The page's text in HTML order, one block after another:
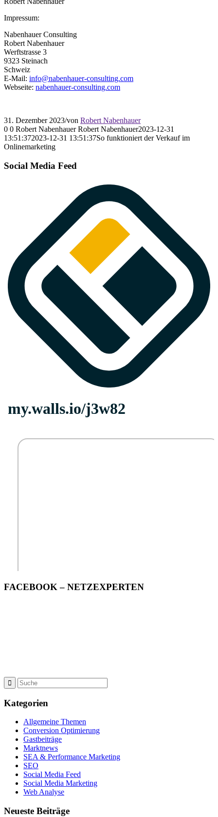
Impressum:
Nabenhauer Consulting
Robert Nabenhauer
Werftstrasse 3
9323 Steinach
Schweiz
E-Mail: info@nabenhauer-consulting.com
Webseite: nabenhauer-consulting.com
31. Dezember 2023/von Robert Nabenhauer
0 0 Robert Nabenhauer Robert Nabenhauer2023-12-31
13:51:372023-12-31 13:51:37So funktioniert der Verkauf im
Onlinemarketing
Social Media Feed
FACEBOOK – NETZEXPERTEN
Kategorien
Allgemeine Themen
Conversion Optimierung
Gastbeiträge
Marktnews
SEA & Performance Marketing
SEO
Social Media Feed
Social Media Marketing
Web Analyse
Neueste Beiträge